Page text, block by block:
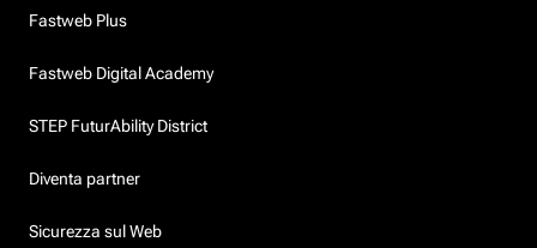
Fastweb Plus
Fastweb Digital Academy
STEP FuturAbility District
Diventa partner
Sicurezza sul Web